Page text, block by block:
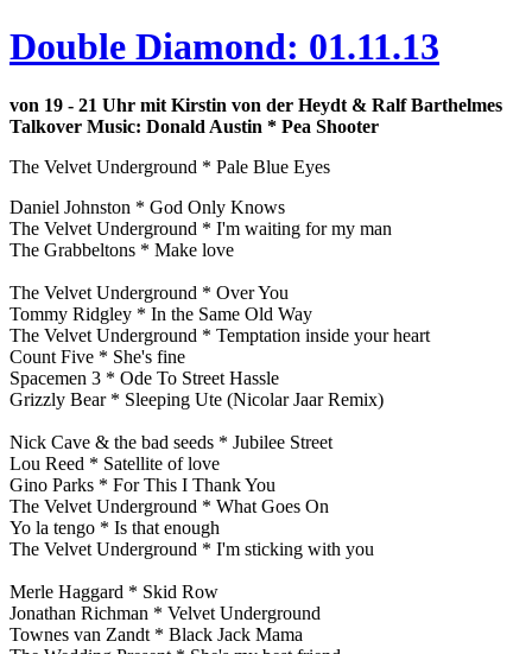
Double Diamond: 01.11.13
von 19 - 21 Uhr mit Kirstin von der Heydt & Ralf Barthelmes
Talkover Music: Donald Austin * Pea Shooter
The Velvet Underground * Pale Blue Eyes
Daniel Johnston * God Only Knows
The Velvet Underground * I'm waiting for my man
The Grabbeltons * Make love
The Velvet Underground * Over You
Tommy Ridgley * In the Same Old Way
The Velvet Underground * Temptation inside your heart
Count Five * She's fine
Spacemen 3 * Ode To Street Hassle
Grizzly Bear * Sleeping Ute (Nicolar Jaar Remix)
Nick Cave & the bad seeds * Jubilee Street
Lou Reed * Satellite of love
Gino Parks * For This I Thank You
The Velvet Underground * What Goes On
Yo la tengo * Is that enough
The Velvet Underground * I'm sticking with you
Merle Haggard * Skid Row
Jonathan Richman * Velvet Underground
Townes van Zandt * Black Jack Mama